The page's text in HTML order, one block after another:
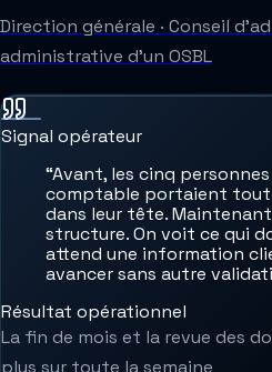
Direction générale · Conseil
administrative d'un OSBL
Signal opérateur
“Avant, les cinq
comptable portaient tout
dans leur tête.
structure. On voit ce qui
attend une information
avancer sans autre
Résultat opérationnel
La fin de mois et la revue des